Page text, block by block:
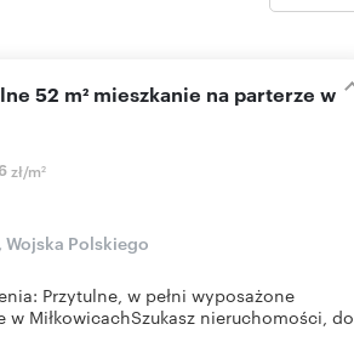
zł/m2
Wojska Polskiego
Przytulne, w pełni wyposażone
w MiłkowicachSzukasz nieruchomości, do